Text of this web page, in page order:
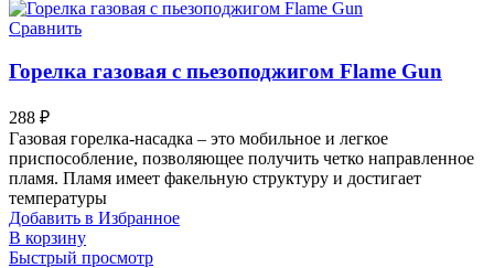
Сравнить
Горелка газовая с пьезоподжигом Flame Gun
288 ₽
Газовая горелка-насадка – это мобильное и легкое
приспособление, позволяющее получить четко направленное
пламя. Пламя имеет факельную структуру и достигает
температуры
Добавить в Избранное
В корзину
Быстрый просмотр